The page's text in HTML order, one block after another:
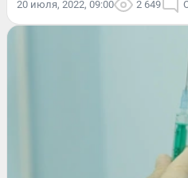
20 июля, 2022, 09:00 2 649